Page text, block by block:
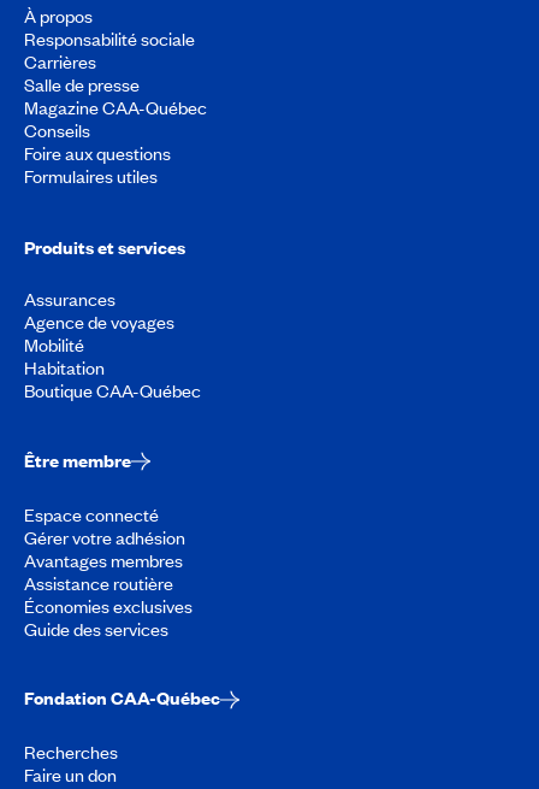
À propos
Responsabilité sociale
Carrières
Salle de presse
Magazine CAA-Québec
Conseils
Foire aux questions
Formulaires utiles
Produits et services
Assurances
Agence de voyages
Mobilité
Habitation
Boutique CAA-Québec
Être membre
Espace connecté
Gérer votre adhésion
Avantages membres
Assistance routière
Économies exclusives
Guide des services
Fondation CAA-Québec
Recherches
Faire un don